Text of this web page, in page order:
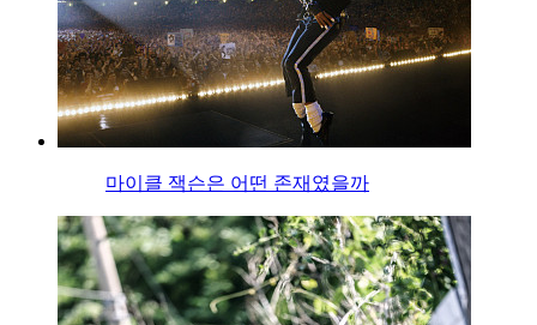
마이클 잭슨은 어떤 존재였을까